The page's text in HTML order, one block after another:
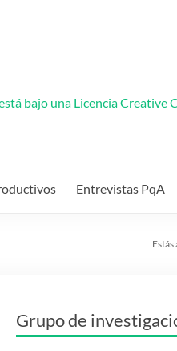
bajo una Licencia Creative
Entrevistas PqA
Estás
Grupo de